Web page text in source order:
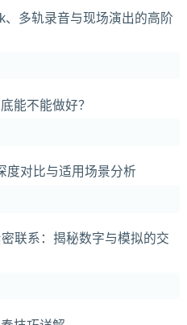
多轨录音与现场演出的高阶
能不能做好？
度对比与适用场景分析
联系：揭秘数字与模拟的交